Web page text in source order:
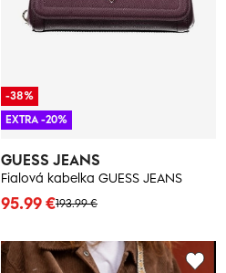
GUESS JEANS
Fialová kabelka GUESS JEANS
193.99 €
95.99 €
-38%
EXTRA -20%